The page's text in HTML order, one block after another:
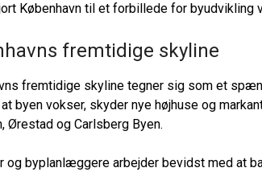
København til et forbillede for byudvikling
fremtidige skyline
fremtidige skyline tegner sig som et
byen vokser, skyder nye højhuse og
Ørestad og Carlsberg Byen.
og byplanlæggere arbejder bevidst med at